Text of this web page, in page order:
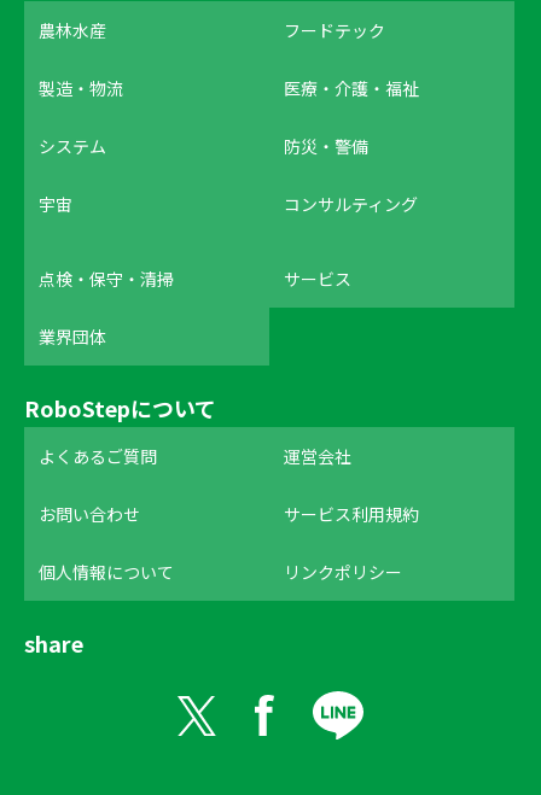
農林水産 フードテック
製造・物流 医療・介護・福祉
システム 防災・警備
宇宙 コンサルティング
点検・保守・清掃 サービス
業界団体
RoboStepについて
よくあるご質問 運営会社
お問い合わせ サービス利用規約
個人情報について リンクポリシー
share